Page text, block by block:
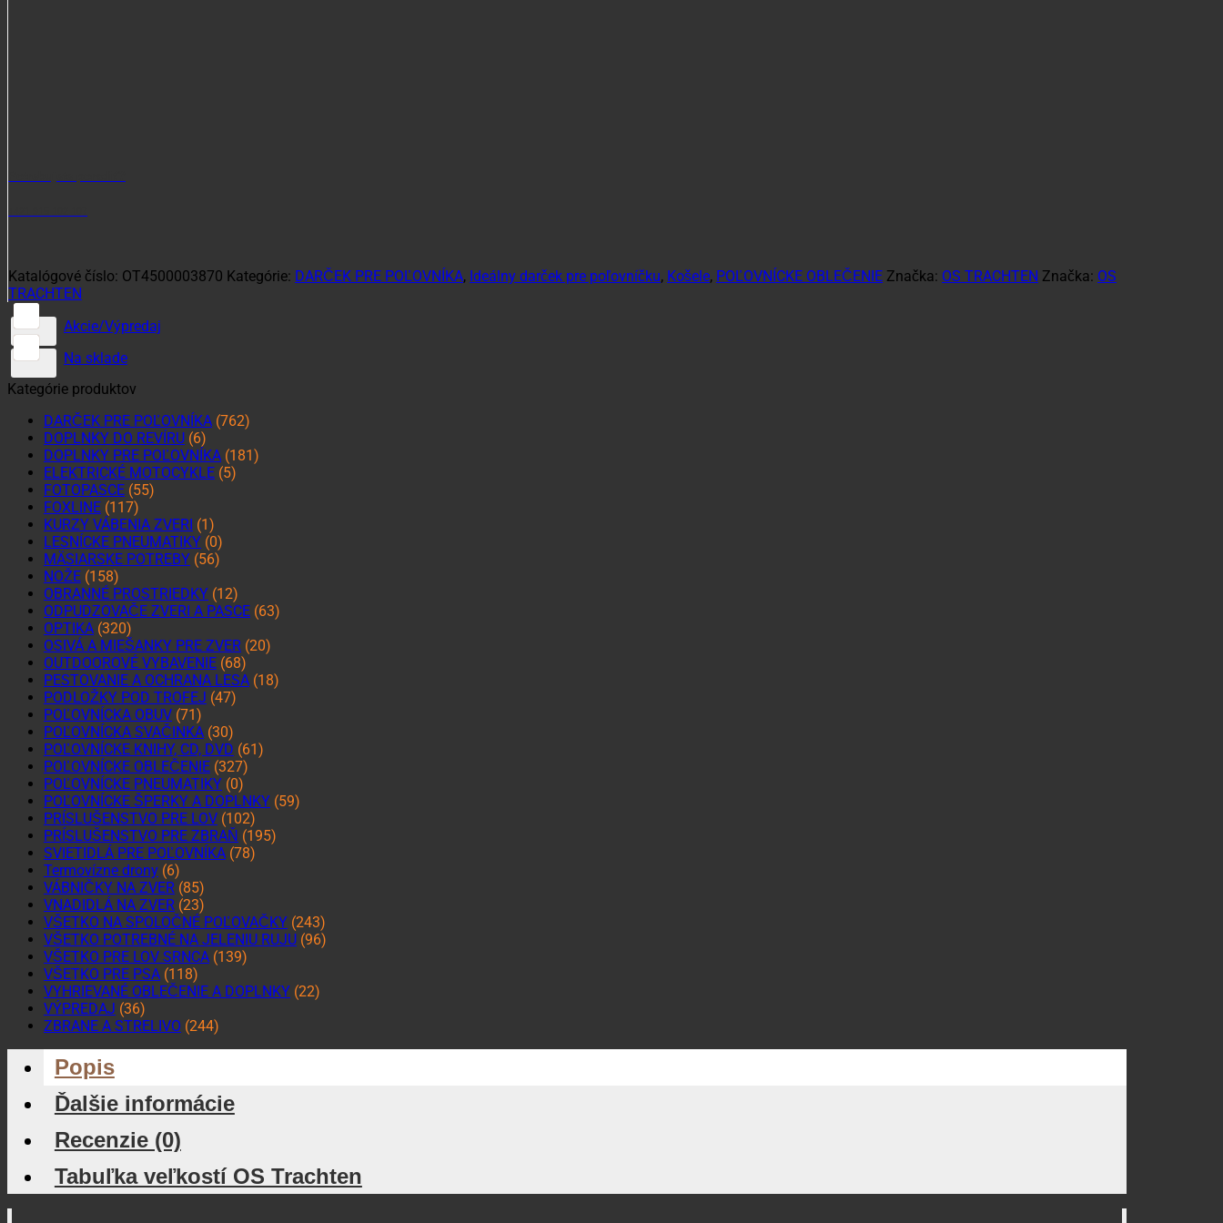
Katalógové číslo: OT4500003870 Kategórie: DARČEK PRE POĽOVNÍKA, Ideálny darček pre poľovníčku, Košele, POĽOVNÍCKE OBLEČENIE Značka: OS TRACHTEN Značka: OS
TRACHTEN
Akcie/Výpredaj
Na sklade
Kategórie produktov
DARČEK PRE POĽOVNÍKA (762)
DOPLNKY DO REVÍRU (6)
DOPLNKY PRE POĽOVNÍKA (181)
ELEKTRICKÉ MOTOCYKLE (5)
FOTOPASCE (55)
FOXLINE (117)
KURZY VÁBENIA ZVERI (1)
LESNÍCKE PNEUMATIKY (0)
MÄSIARSKE POTREBY (56)
NOŽE (158)
OBRANNÉ PROSTRIEDKY (12)
ODPUDZOVAČE ZVERI A PASCE (63)
OPTIKA (320)
OSIVÁ A MIEŠANKY PRE ZVER (20)
OUTDOOROVÉ VYBAVENIE (68)
PESTOVANIE A OCHRANA LESA (18)
PODLOŽKY POD TROFEJ (47)
POĽOVNÍCKA OBUV (71)
POĽOVNÍCKA SVAČINKA (30)
POĽOVNÍCKE KNIHY, CD, DVD (61)
POĽOVNÍCKE OBLEČENIE (327)
POĽOVNÍCKE PNEUMATIKY (0)
POĽOVNÍCKE ŠPERKY A DOPLNKY (59)
PRÍSLUŠENSTVO PRE LOV (102)
PRÍSLUŠENSTVO PRE ZBRAŇ (195)
SVIETIDLÁ PRE POĽOVNÍKA (78)
Termovízne drony (6)
VÁBNIČKY NA ZVER (85)
VNADIDLÁ NA ZVER (23)
VŠETKO NA SPOLOČNÉ POĽOVAČKY (243)
VŠETKO POTREBNÉ NA JELENIU RUJU (96)
VŠETKO PRE LOV SRNCA (139)
VŠETKO PRE PSA (118)
VYHRIEVANÉ OBLEČENIE A DOPLNKY (22)
VÝPREDAJ (36)
ZBRANE A STRELIVO (244)
Popis
Ďalšie informácie
Recenzie (0)
Tabuľka veľkostí OS Trachten